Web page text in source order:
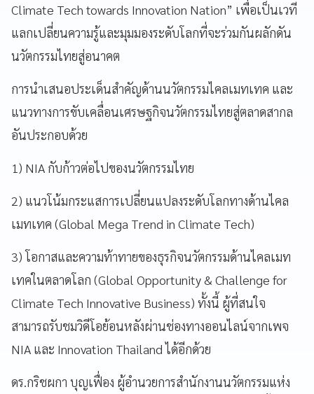
Climate Tech towards Innovation Nation” เพื่อเป็นเวที
แลกเปลี่ยนความรู้และมุมมองระดับโลกที่จะร่วมกันผลักดัน
นวัตกรรมไทยสู่อนาคต
การนำเสนอประเด็นสำคัญด้านนวัตกรรมไคลเมทเทค และ
แนวทางการขับเคลื่อนเศรษฐกิจนวัตกรรมไทยสู่ตลาดสากล
อันประกอบด้วย
1) NIA กับก้าวต่อไปของนวัตกรรมไทย
2) แนวโน้มกระแสการเปลี่ยนแปลงระดับโลกทางด้านไคล
เมทเทค (Global Mega Trend in Climate Tech)
3) โอกาสและความท้าทายของธุรกิจนวัตกรรมด้านไคลเมท
เทคในตลาดโลก (Global Opportunity & Challenge for
Climate Tech Innovative Business) ทั้งนี้ ผู้ที่สนใจ
สามารถรับชมวิดีโอย้อนหลังผ่านช่องทางออนไลน์จากเพจ
NIA และ Innovation Thailand ได้อีกด้วย
ดร.กริชผกา บุญเฟื่อง ผู้อำนวยการสำนักงานนวัตกรรมแห่ง